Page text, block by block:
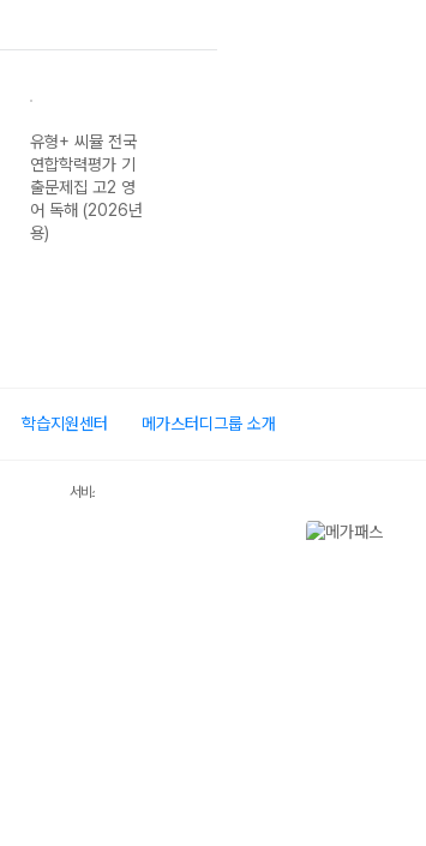
유형+ 씨뮬 전국
연합학력평가 기
출문제집 고2 영
어 독해 (2026년
용)
학습지원센터 메가스터디그룹 소개
서비스 가입사실 확인